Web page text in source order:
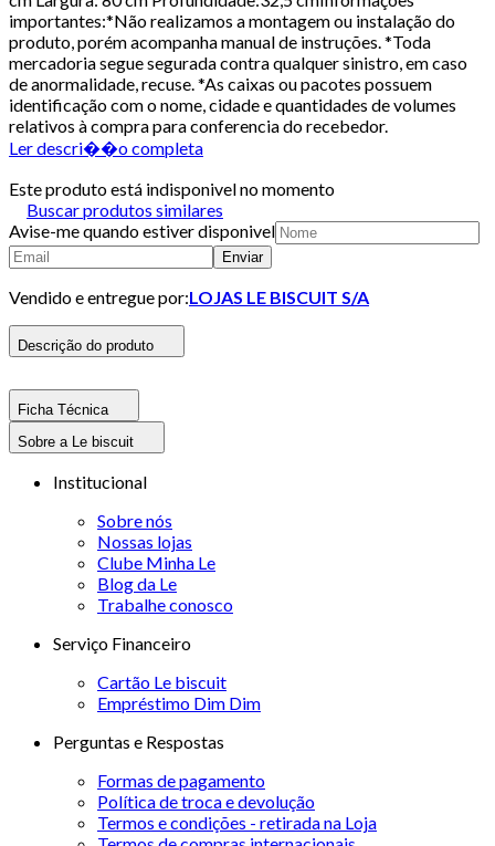
importantes:*Não realizamos a montagem ou instalação do
produto, porém acompanha manual de instruções. *Toda
mercadoria segue segurada contra qualquer sinistro, em caso
de anormalidade, recuse. *As caixas ou pacotes possuem
identificação com o nome, cidade e quantidades de volumes
relativos à compra para conferencia do recebedor.
Ler descri��o completa
Este produto está indisponivel no momento
Buscar produtos similares
Avise-me quando estiver disponivel
Enviar
Vendido e entregue por:LOJAS LE BISCUIT S/A
Descrição do produto
Ficha Técnica
Sobre a Le biscuit
Institucional
Sobre nós
Nossas lojas
Clube Minha Le
Blog da Le
Trabalhe conosco
Serviço Financeiro
Cartão Le biscuit
Empréstimo Dim Dim
Perguntas e Respostas
Formas de pagamento
Política de troca e devolução
Termos e condições - retirada na Loja